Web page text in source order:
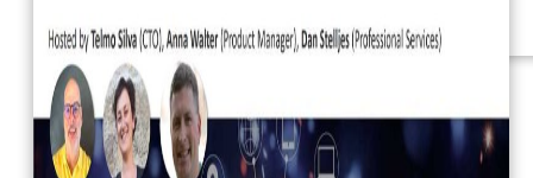
Plans